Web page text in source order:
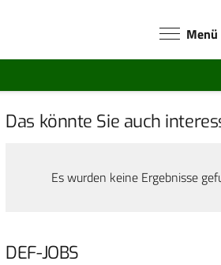
Menü
Das könnte Sie auch
Es wurden keine Ergebnisse
DEF-JOBS